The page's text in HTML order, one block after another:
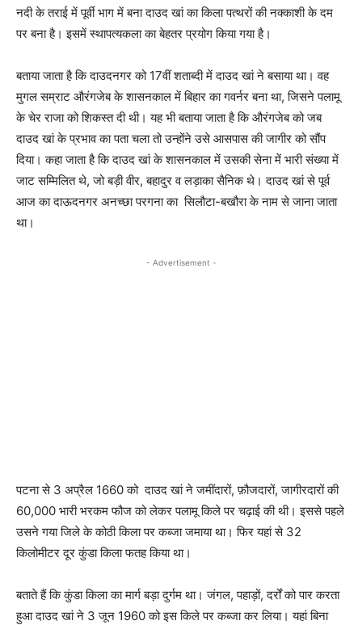
नदी के तराई में पूर्वी भाग में बना दाउद खां का किला पत्थरों की नक्काशी के दम
पर बना है। इसमें स्थापत्यकला का बेहतर प्रयोग किया गया है।
बताया जाता है कि दाउदनगर को 17वीं शताब्दी में दाउद खां ने बसाया था। वह
मुगल सम्राट औरंगजेब के शासनकाल में बिहार का गवर्नर बना था, जिसने पलामू
के चेर राजा को शिकस्त दी थी। यह भी बताया जाता है कि औरंगजेब को जब
दाउद खां के प्रभाव का पता चला तो उन्होंने उसे आसपास की जागीर को सौंप
दिया। कहा जाता है कि दाउद खां के शासनकाल में उसकी सेना में भारी संख्या में
जाट सम्मिलित थे, जो बड़ी वीर, बहादुर व लड़ाका सैनिक थे। दाउद खां से पूर्व
आज का दाऊदनगर अनच्छा परगना का सिलौटा-बखौरा के नाम से जाना जाता
था।
- Advertisement -
पटना से 3 अप्रैल 1660 को दाउद खां ने जमींदारों, फ़ौजदारों, जागीरदारों की
60,000 भारी भरकम फौज को लेकर पलामू किले पर चढ़ाई की थी। इससे पहले
उसने गया जिले के कोठी किला पर कब्जा जमाया था। फिर यहां से 32
किलोमीटर दूर कुंडा किला फतह किया था।
बताते हैं कि कुंडा किला का मार्ग बड़ा दुर्गम था। जंगल, पहाड़ों, दर्रों को पार करता
हुआ दाउद खां ने 3 जून 1960 को इस किले पर कब्जा कर लिया। यहां बिना